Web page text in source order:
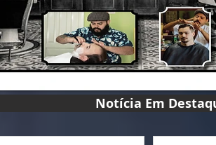
Em